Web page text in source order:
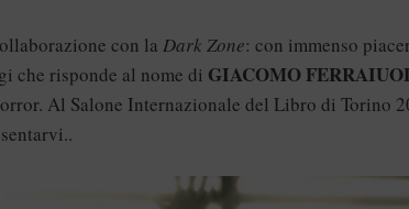
con la Dark Zone: con immenso
che risponde al nome di GIACOMO
Al Salone Internazionale del Libro di Torino